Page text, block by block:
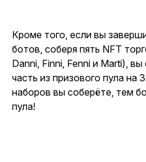
Кроме того, если вы
ботов, соберя пять NFT
Danni, Finni, Fenni и Marti),
часть из призового пула
наборов вы соберёте, тем
пула!